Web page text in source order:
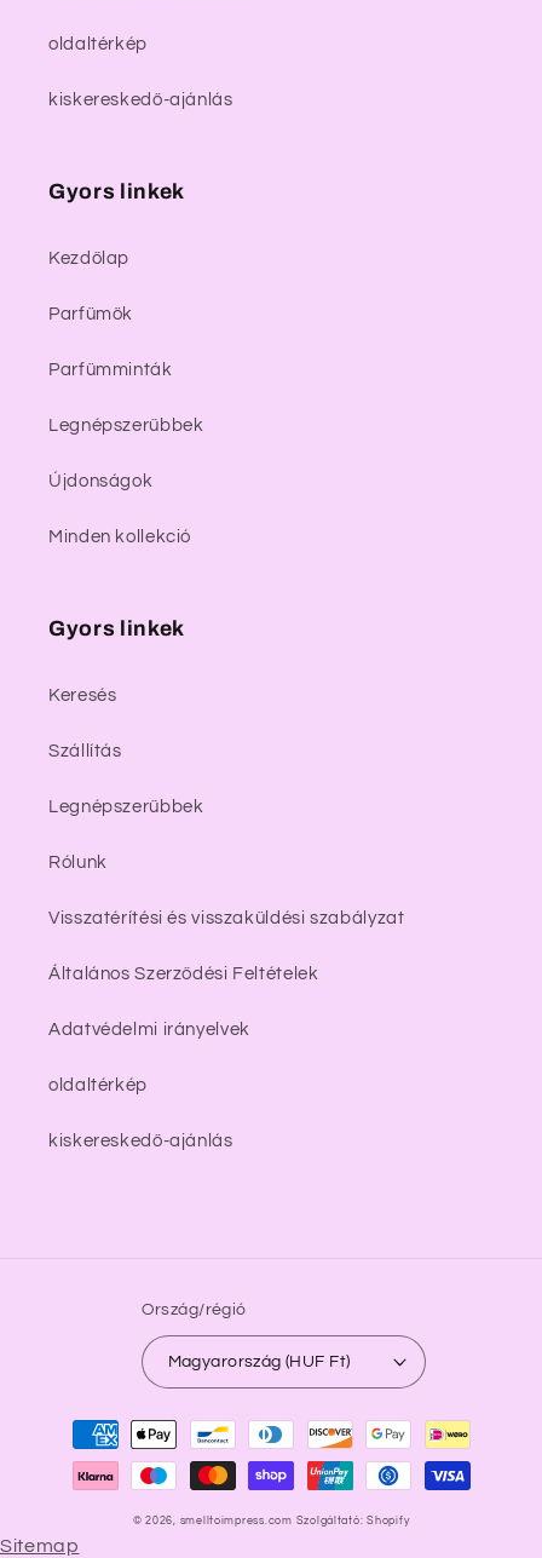
oldaltérkép
kiskereskedő-ajánlás
Gyors linkek
Kezdőlap
Parfümök
Parfümminták
Legnépszerűbbek
Újdonságok
Minden kollekció
Gyors linkek
Keresés
Szállítás
Legnépszerűbbek
Rólunk
Visszatérítési és visszaküldési szabályzat
Általános Szerződési Feltételek
Adatvédelmi irányelvek
oldaltérkép
kiskereskedő-ajánlás
Ország/régió
Magyarország (HUF Ft)
Fizetési
módok
© 2026, smelltoimpress.com Szolgáltató: Shopify
Sitemap